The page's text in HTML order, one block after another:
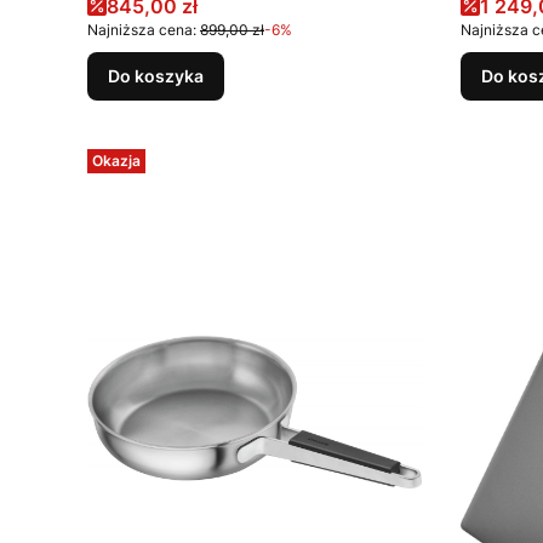
Cena promocyjna
845,00 zł
Najniższa cena: 899,00 zł-6%
Do koszyka
Cena
1
Najniższa
Do
Okazja